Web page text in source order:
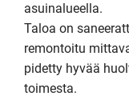
asuinalueella.
Taloa on
remontoitu
pidetty hyvää
toimesta.